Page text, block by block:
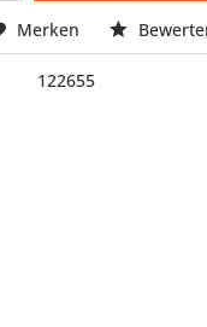
Merken
122655